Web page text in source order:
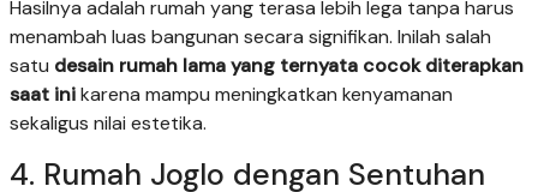
Hasilnya adalah rumah yang terasa lebih lega tanpa harus
menambah luas bangunan secara signifikan. Inilah salah
satu desain rumah lama yang ternyata cocok diterapkan
saat inikarena mampu meningkatkan kenyamanan
sekaligus nilai estetika.
4. Rumah Joglo dengan Sentuhan